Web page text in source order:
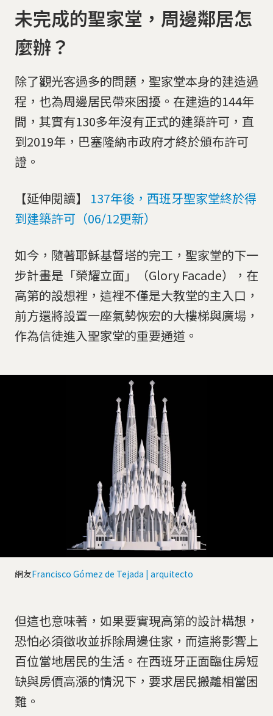
未完成的聖家堂，周邊鄰居怎
麼辦？
除了觀光客過多的問題，聖家堂本身的建造過
程，也為周邊居民帶來困擾。在建造的144年
間，其實有130多年沒有正式的建築許可，直
到2019年，巴塞隆納市政府才終於頒布許可
證。
【延伸閱讀】
137年後，西班牙聖家堂終於得
到建築許可（06/12更新）
如今，隨著耶穌基督塔的完工，聖家堂的下一
步計畫是「榮耀立面」（Glory Facade），在
高第的設想裡，這裡不僅是大教堂的主入口，
前方還將設置一座氣勢恢宏的大樓梯與廣場，
作為信徒進入聖家堂的重要通道。
網友Francisco Gómez de Tejada | arquitecto
但這也意味著，如果要實現高第的設計構想，
恐怕必須徵收並拆除周邊住家，而這將影響上
百位當地居民的生活。在西班牙正面臨住房短
缺與房價高漲的情況下，要求居民搬離相當困
難。